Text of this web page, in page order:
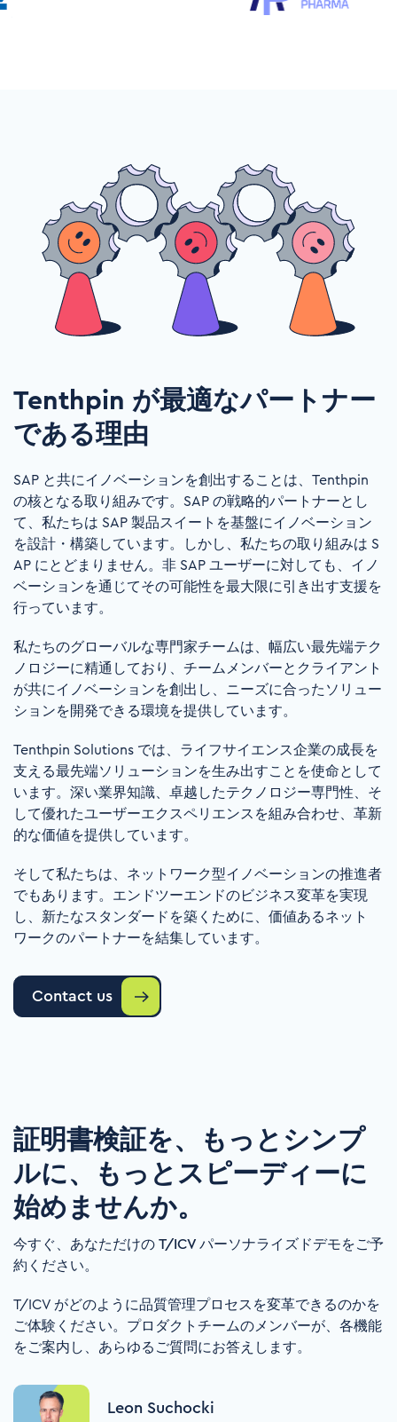
Tenthpin が最適なパートナー
である理由
SAP と共にイノベーションを創出することは、 Tenthpin
の核となる取り組みです。 SAP の戦略的パートナーとし
て、私たちは SAP 製品スイートを基盤にイノベーション
を設計・構築しています。しかし、私たちの取り組みは S
AP にとどまりません。非 SAP ユーザーに対しても、イノ
ベーションを通じてその可能性を最大限に引き出す支援を
行っています。
私たちのグローバルな専門家チームは、幅広い最先端テク
ノロジーに精通しており、チームメンバーとクライアント
が共にイノベーションを創出し、ニーズに合ったソリュー
ションを開発できる環境を提供しています。
Tenthpin Solutions では、ライフサイエンス企業の成長を
支える最先端ソリューションを生み出すことを使命として
います。深い業界知識、卓越したテクノロジー専門性、そ
して優れたユーザーエクスペリエンスを組み合わせ、革新
的な価値を提供しています。
そして私たちは、ネットワーク型イノベーションの推進者
でもあります。エンドツーエンドのビジネス変革を実現
し、新たなスタンダードを築くために、価値あるネット
ワークのパートナーを結集しています。
Contact us
証明書検証を、もっとシンプ
ルに、もっとスピーディーに
始めませんか。
今すぐ、あなただけの T/ICV パーソナライズドデモをご予
約ください。
T/ICV がどのように品質管理プロセスを変革できるのかを
ご体験ください。プロダクトチームのメンバーが、各機能
をご案内し、あらゆるご質問にお答えします。
Leon Suchocki